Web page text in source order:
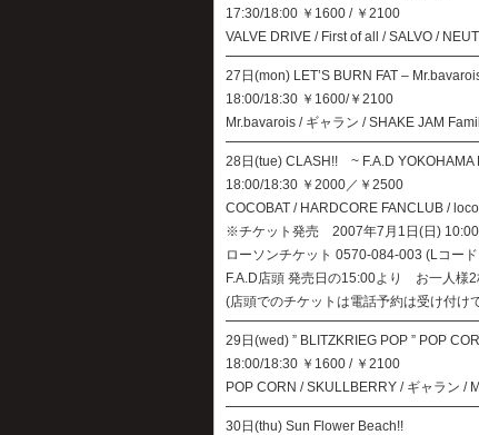
17:30/18:00 ￥1600 / ￥2100
VALVE DRIVE / First of all / SALVO /
27日(mon) LET’S BURN FAT –
18:00/18:30 ￥1600/￥2100
Mr.bavarois / ギャラン / SHAKE JAM
28日(tue) CLASH!! ~ F.A.D YOKOHAMA
18:00/18:30 ￥2000／￥2500
COCOBAT / HARDCORE FANCLUB /
※チケット発売 2007年7月1日(日) 10:00
ローソンチケット 0570-084-003 (Lコー
F.A.D店頭 発売日の15:00より お一人様2
(店頭でのチケットは電話予約は受け付け
29日(wed) ” BLITZKRIEG POP ” POP
18:00/18:30 ￥1600 / ￥2100
POP CORN / SKULLBERRY / ギャラン /
30日(thu) Sun Flower Beach!!